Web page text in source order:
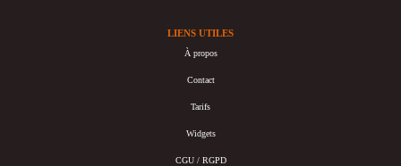
LIENS UTILES
À propos
Contact
Tarifs
Widgets
CGU / RGPD